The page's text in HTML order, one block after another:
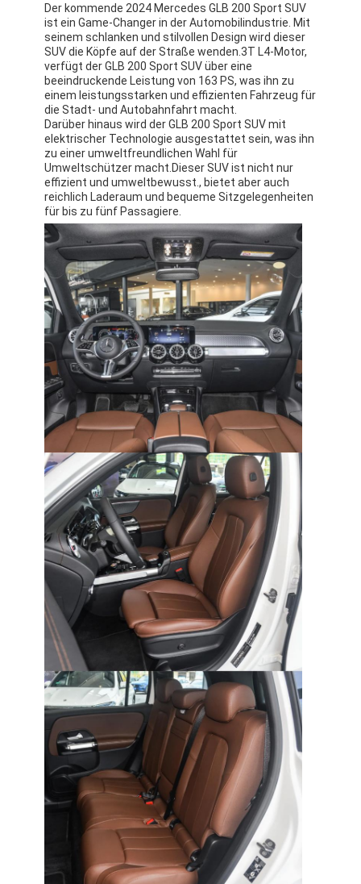
Zu Hause
Produkte
Videos
Über uns
Werksbesichtigung
Kontakt mit uns
Mercedes Benz EV
Mercedes Benz Limousine
Mercedes Benz SUV
Mercedes Benz Elektroauto
Der kommende 2024 Mercedes GLB 200 Sport SUV
ist ein Game-Changer in der Automobilindustrie. Mit
seinem schlanken und stilvollen Design wird dieser
SUV die Köpfe auf der Straße wenden.3T L4-Motor,
verfügt der GLB 200 Sport SUV über eine
beeindruckende Leistung von 163 PS, was ihn zu
einem leistungsstarken und effizienten Fahrzeug für
die Stadt- und Autobahnfahrt macht.
Darüber hinaus wird der GLB 200 Sport SUV mit
elektrischer Technologie ausgestattet sein, was ihn
zu einer umweltfreundlichen Wahl für
Umweltschützer macht.Dieser SUV ist nicht nur
effizient und umweltbewusst., bietet aber auch
reichlich Laderaum und bequeme Sitzgelegenheiten
für bis zu fünf Passagiere.